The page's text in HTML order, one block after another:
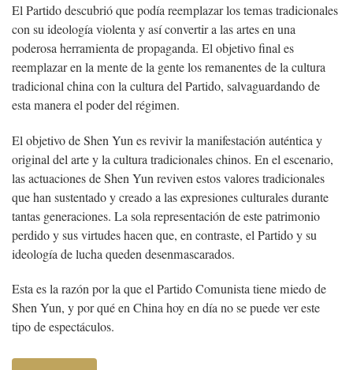
El Partido descubrió que podía reemplazar los temas tradicionales
con su ideología violenta y así convertir a las artes en una
poderosa herramienta de propaganda. El objetivo final es
reemplazar en la mente de la gente los remanentes de la cultura
tradicional china con la cultura del Partido, salvaguardando de
esta manera el poder del régimen.
El objetivo de Shen Yun es revivir la manifestación auténtica y
original del arte y la cultura tradicionales chinos. En el escenario,
las actuaciones de Shen Yun reviven estos valores tradicionales
que han sustentado y creado a las expresiones culturales durante
tantas generaciones. La sola representación de este patrimonio
perdido y sus virtudes hacen que, en contraste, el Partido y su
ideología de lucha queden desenmascarados.
Esta es la razón por la que el Partido Comunista tiene miedo de
Shen Yun, y por qué en China hoy en día no se puede ver este
tipo de espectáculos.